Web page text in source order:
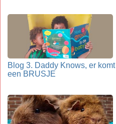
Blog 3. Daddy Knows, er komt
een BRUSJE